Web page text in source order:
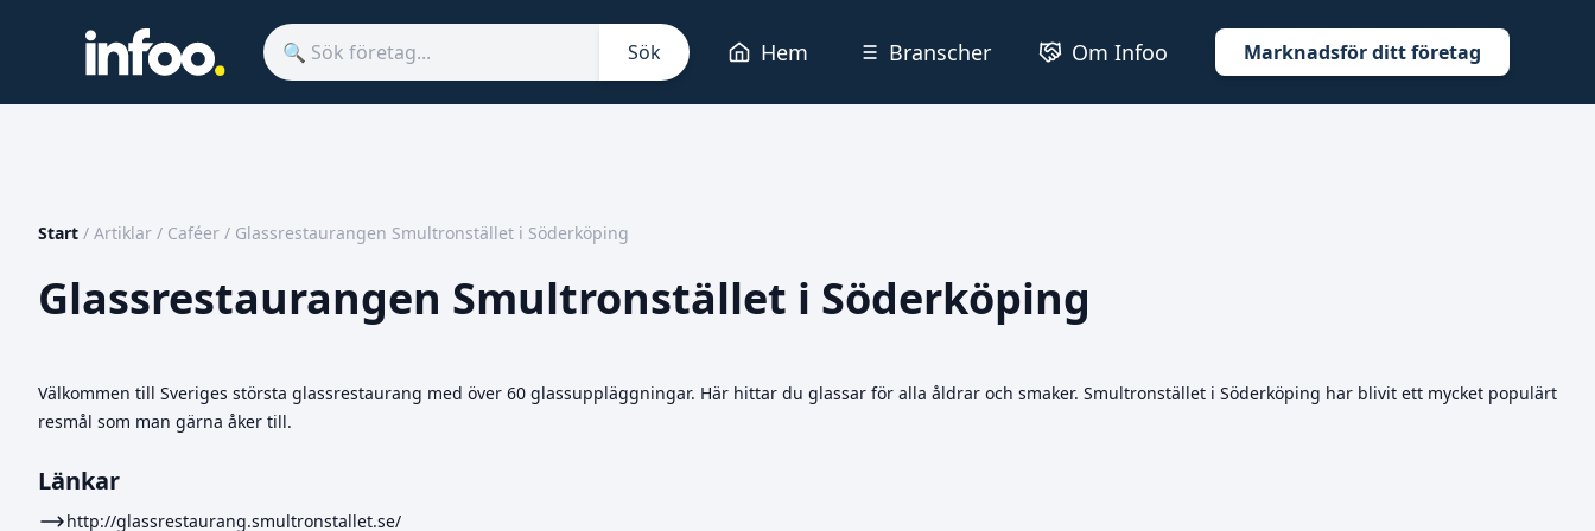
Sök Hem Branscher Om Infoo Marknadsför ditt företag
Start / Artiklar / Caféer / Glassrestaurangen Smultronstället i Söderköping
Glassrestaurangen Smultronstället i Söderköping
Välkommen till Sveriges största glassrestaurang med över 60 glassuppläggningar. Här hittar du glassar för alla åldrar och smaker. Smultronstället i Söderköping har blivit ett mycket populärt
resmål som man gärna åker till.
Länkar
http://glassrestaurang.smultronstallet.se/